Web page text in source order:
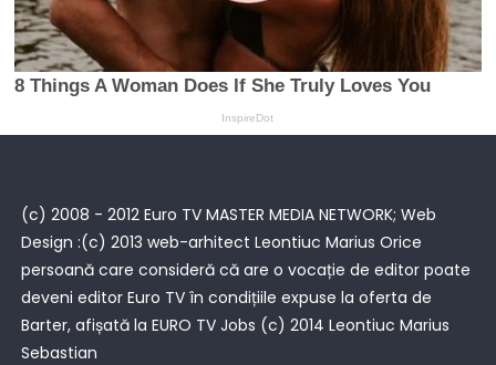
(c) 2008 - 2012 Euro TV MASTER MEDIA NETWORK; Web
Design :(c) 2013 web-arhitect Leontiuc Marius Orice
persoană care consideră că are o vocație de editor poate
deveni editor Euro TV în condițiile expuse la oferta de
Barter, afișată la EURO TV Jobs (c) 2014 Leontiuc Marius
Sebastian